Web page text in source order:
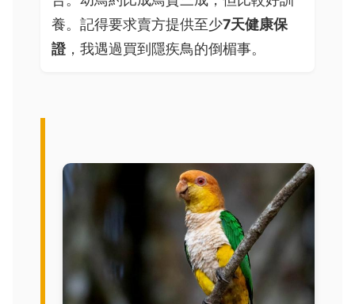
養。記得要求賣方提供至少7天健康保
證，我遇過買到隱疾鳥的倒楣事。